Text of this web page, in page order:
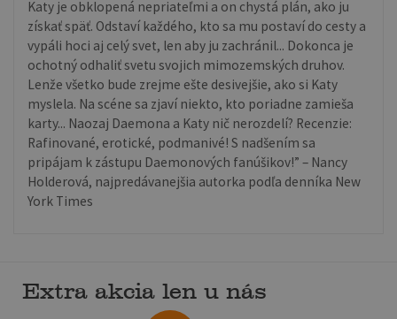
Katy je obklopená nepriateľmi a on chystá plán, ako ju
získať späť. Odstaví každého, kto sa mu postaví do cesty a
vypáli hoci aj celý svet, len aby ju zachránil... Dokonca je
ochotný odhaliť svetu svojich mimozemských druhov.
Lenže všetko bude zrejme ešte desivejšie, ako si Katy
myslela. Na scéne sa zjaví niekto, kto poriadne zamieša
karty... Naozaj Daemona a Katy nič nerozdelí? Recenzie:
Rafinované, erotické, podmanivé! S nadšením sa
pripájam k zástupu Daemonových fanúšikov!” – Nancy
Holderová, najpredávanejšia autorka podľa denníka New
York Times
Extra akcia len u nás